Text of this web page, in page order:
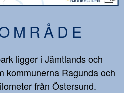
ligger i Jämtlands och
kommunerna Ragunda och
från Östersund.